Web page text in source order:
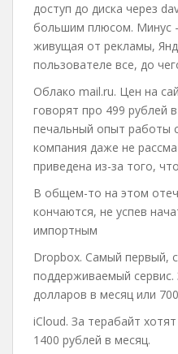
доступ до диска через
большим плюсом. Минус
живущая от рекламы,
пользователе все, до
Облако mail.ru. Цен на
говорят про 499 рублей
печальный опыт работы
компания даже не
приведена из-за того,
В общем-то на этом
кончаются, не успев
импортным
Dropbox. Самый первый,
поддерживаемый
долларов в месяц или
iCloud. За терабайт
1400 рублей в месяц.